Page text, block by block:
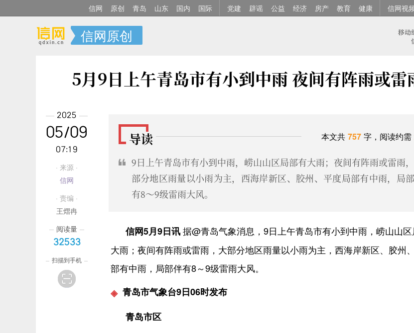
信网 原创 青岛 山东 国内 国际 党建 辟谣 公益 经济 房产 教育 健康 信网视
信网原创
5月9日上午青岛市有小到中雨 夜间有阵雨或雷
信网5月9日讯据@青岛气象消息，9日上午青岛市有小到中雨，崂山山
大雨；夜间有阵雨或雷雨，大部分地区雨量以小雨为主，西海岸新区、胶州
部有中雨，局部伴有8～9级雷雨大风。
青岛市气象台9日06时发布
青岛市区
导读 本文共 757 字，阅读约需
9日上午青岛市有小到中雨，崂山山区局部有大雨；夜间有阵雨或雷雨
部分地区雨量以小雨为主，西海岸新区、胶州、平度局部有中雨，局
有8～9级雷雨大风。
2025
05/09
07:19
· 来源 ·
信网
· 责编 ·
王熠冉
阅读量
32533
扫描到手机